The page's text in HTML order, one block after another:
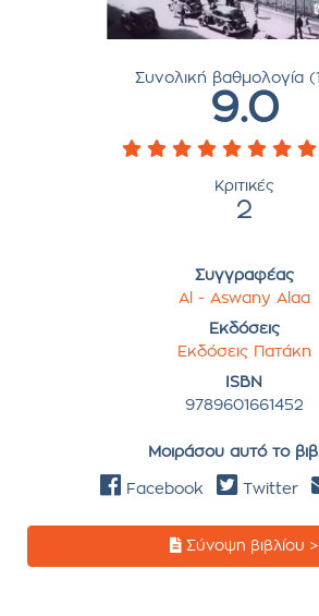
Συνολική βαθμολογία
9.0
Κριτικές
2
Συγγραφέας
Al - Aswany Alaa
Εκδόσεις
Εκδόσεις Πατάκη
ISBN
9789601661452
Μοιράσου αυτό το
Facebook Twitter
Σύνοψη βιβλίου >